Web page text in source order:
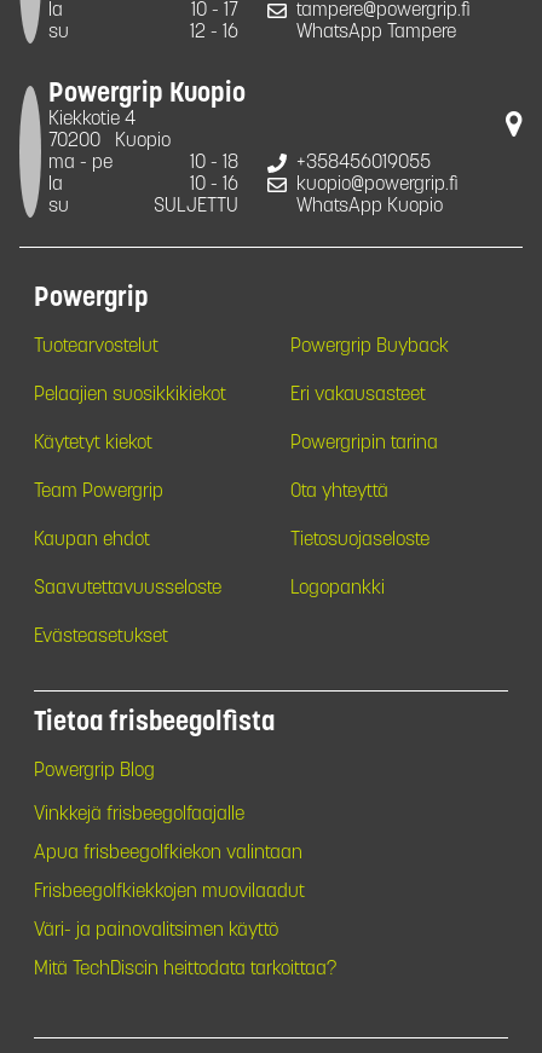
la
10 - 17
su
12 - 16
tampere@powergrip.fi
WhatsApp Tampere
Powergrip Kuopio
Kiekkotie 4
70200
Kuopio
ma - pe
10 - 18
la
10 - 16
su
SULJETTU
+358456019055
kuopio@powergrip.fi
WhatsApp Kuopio
Powergrip
Tuotearvostelut Powergrip Buyback
Pelaajien suosikkikiekot Eri vakausasteet
Käytetyt kiekot Powergripin tarina
Team Powergrip Ota yhteyttä
Kaupan ehdot Tietosuojaseloste
Saavutettavuusseloste Logopankki
Evästeasetukset
Tietoa frisbeegolfista
Powergrip Blog
Vinkkejä frisbeegolfaajalle
Apua frisbeegolfkiekon valintaan
Frisbeegolfkiekkojen muovilaadut
Väri- ja painovalitsimen käyttö
Mitä TechDiscin heittodata tarkoittaa?